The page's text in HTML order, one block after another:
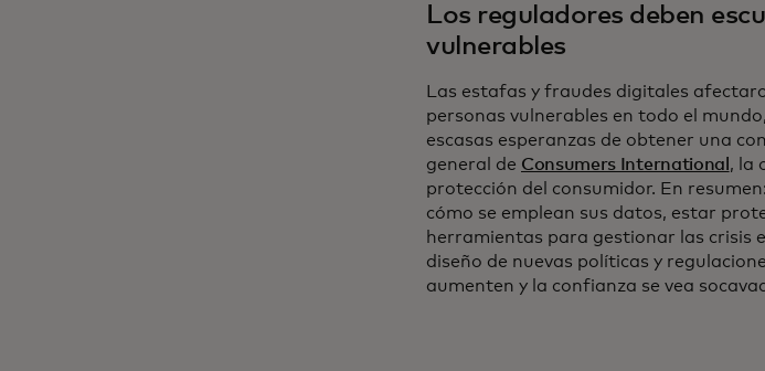
Los reguladores deben
vulnerables
Las estafas y fraudes digitales
personas vulnerables en todo el
escasas esperanzas de obtener una
general de Consumers International , la
protección del consumidor. En
cómo se emplean sus datos, estar
herramientas para gestionar las crisis
diseño de nuevas políticas y
aumenten y la confianza se vea